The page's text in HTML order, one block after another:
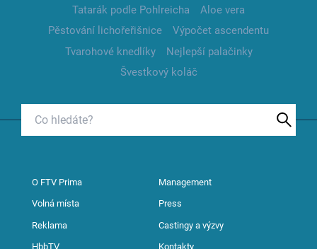
Tatarák podle Pohlreicha
Aloe vera
Pěstování lichořeřišnice
Výpočet ascendentu
Tvarohové knedlíky
Nejlepší palačinky
Švestkový koláč
O FTV Prima Management
Volná místa Press
Reklama Castingy a výzvy
HbbTV Kontakty